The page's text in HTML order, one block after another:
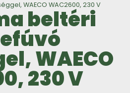
WAECO WAC2600, 230 V
beltéri
WAECO
230 V